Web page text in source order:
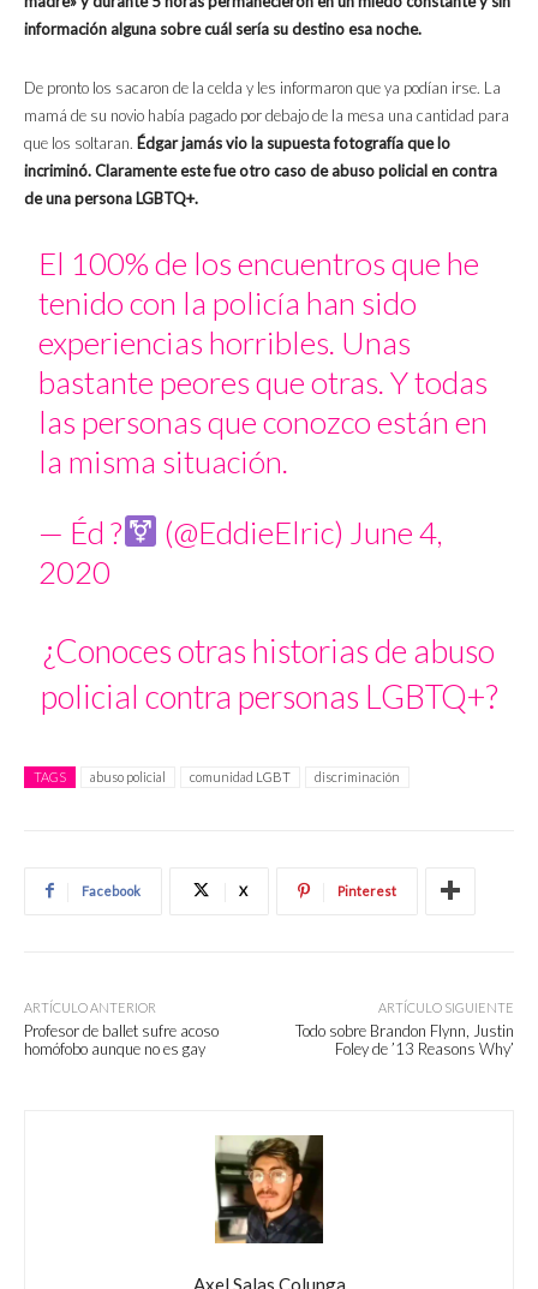
información alguna sobre cuál sería su destino esa noche.
De pronto los sacaron de la celda y les informaron que ya podían irse. La
mamá de su novio había pagado por debajo de la mesa una cantidad para
que los soltaran. Édgar jamás vio la supuesta fotografía que lo
incriminó. Claramente este fue otro caso de abuso policial en contra
de una persona LGBTQ+.
El 100% de los encuentros que he
tenido con la policía han sido
experiencias horribles. Unas
bastante peores que otras. Y todas
las personas que conozco están en
la misma situación.
— Éd ?
(@EddieElric) June 4,
2020
¿Conoces otras historias de abuso
policial contra personas LGBTQ+?
TAGS abuso policial comunidad LGBT discriminación
Facebook X Pinterest
ARTÍCULO ANTERIOR
Profesor de ballet sufre acoso
homófobo aunque no es gay
ARTÍCULO SIGUIENTE
Todo sobre Brandon Flynn, Justin
Foley de ’13 Reasons Why’
Axel Salas Colunga